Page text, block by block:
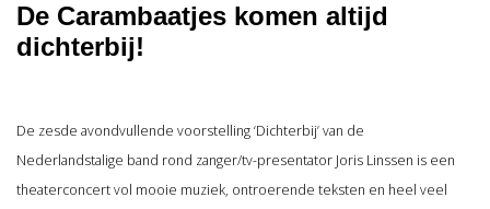
De Carambaatjes komen altijd
dichterbij!
De zesde avondvullende voorstelling ‘Dichterbij’ van de
Nederlandstalige band rond zanger/tv-presentator Joris Linssen is een
theaterconcert vol mooie muziek, ontroerende teksten en heel veel